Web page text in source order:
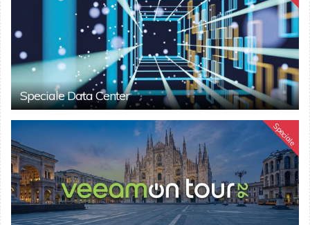
Speciale Data Center
Speciale